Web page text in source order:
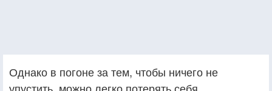
Однако в погоне за тем, чтобы ничего не
упустить, можно легко потерять себя.